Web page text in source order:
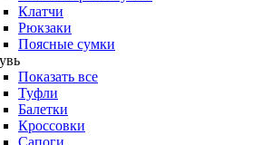
Клатчи
Рюкзаки
Поясные сумки
Показать все
Туфли
Балетки
Кроссовки
Сапоги